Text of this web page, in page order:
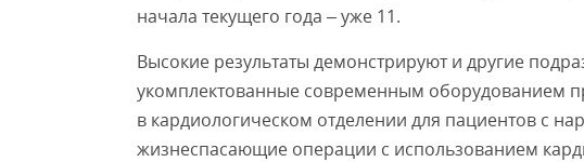
начала текущего года – уже 11.
Высокие результаты демонстрируют и другие
укомплектованные современным оборудованием
в кардиологическом отделении для пациентов с
жизнеспасающие операции с использованием